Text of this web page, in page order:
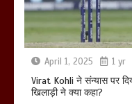
April 1, 2025 1 yr
Virat Kohli ने संन्यास पर
खिलाड़ी ने क्या कहा?